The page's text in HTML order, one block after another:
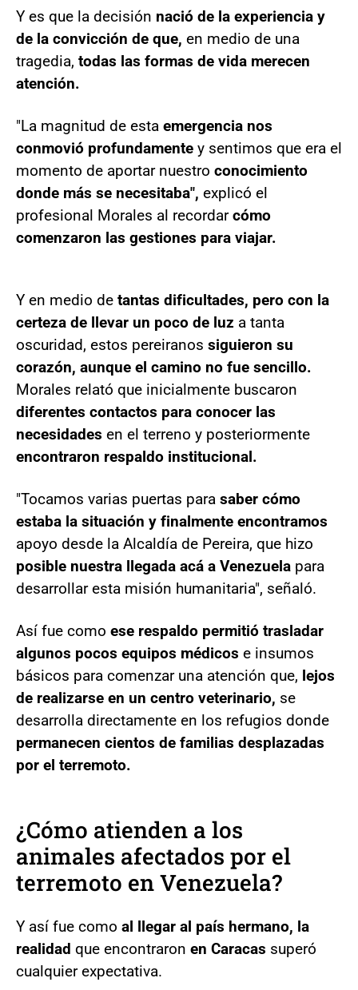
Y es que la decisión nació de la experiencia y
de la convicción de que, en medio de una
tragedia, todas las formas de vida merecen
atención.
"La magnitud de esta emergencia nos
conmovió profundamente y sentimos que era el
momento de aportar nuestro conocimiento
donde más se necesitaba", explicó el
profesional Morales al recordarcómo
comenzaron las gestiones para viajar.
Y en medio de tantas dificultades, pero con la
certeza de llevar un poco de luz a tanta
oscuridad, estos pereiranos siguieron su
corazón, aunque el camino no fue sencillo.
Morales relató que inicialmente buscaron
diferentes contactos para conocer las
necesidades en el terreno y posteriormente
encontraron respaldo institucional.
"Tocamos varias puertas para saber cómo
estaba la situación y finalmente encontramos
apoyo desde la Alcaldía de Pereira, que hizo
posible nuestra llegada acá a Venezuela para
desarrollar esta misión humanitaria", señaló.
Así fue como ese respaldo permitió trasladar
algunos pocos equipos médicos e insumos
básicos para comenzar una atención que, lejos
de realizarse en un centro veterinario, se
desarrolla directamente en los refugios donde
permanecen cientos de familias desplazadas
por el terremoto.
¿Cómo atienden a los
animales afectados por el
terremoto en Venezuela?
Y así fue como al llegar al país hermano, la
realidad que encontraron en Caracas superó
cualquier expectativa.